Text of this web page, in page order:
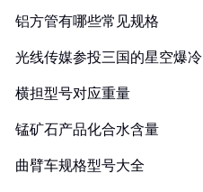
铝方管有哪些常见规格
光线传媒参投三国的星空爆冷
横担型号对应重量
锰矿石产品化合水含量
曲臂车规格型号大全